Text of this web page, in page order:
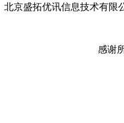
北京盛拓优讯信息技术有限
感谢